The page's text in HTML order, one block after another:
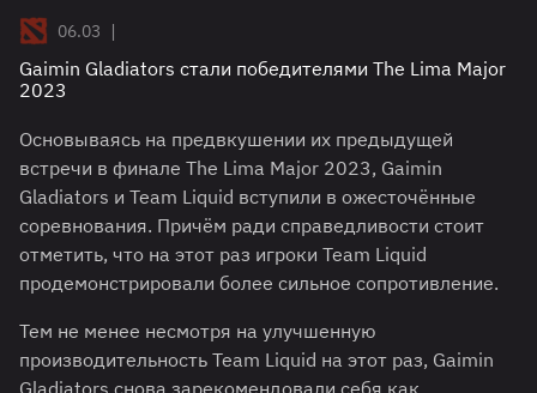
06.03
|
Gaimin Gladiators стали победителями The Lima Major
2023
Основываясь на предвкушении их предыдущей
встречи в финале The Lima Major 2023, Gaimin
Gladiators и Team Liquid вступили в ожесточённые
соревнования. Причём ради справедливости стоит
отметить, что на этот раз игроки Team Liquid
продемонстрировали более сильное сопротивление.
Тем не менее несмотря на улучшенную
производительность Team Liquid на этот раз, Gaimin